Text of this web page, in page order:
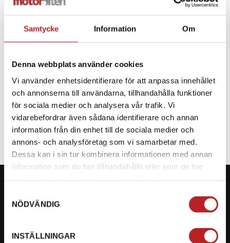
Samtycke Information Om
Denna webbplats använder cookies
Vi använder enhetsidentifierare för att anpassa innehållet
och annonserna till användarna, tillhandahålla funktioner
för sociala medier och analysera vår trafik. Vi
vidarebefordrar även sådana identifierare och annan
information från din enhet till de sociala medier och
annons- och analysföretag som vi samarbetar med.
Dessa kan i sin tur kombinera informationen med annan
information som du har tillhandahållit eller som de har
NÖDVÄNDIG
INSTÄLLNINGAR
Reservdel till CF Moto
SPECIFIKATION
Ångra mitt köp